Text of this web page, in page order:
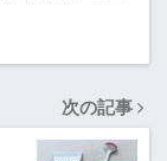
次の記事